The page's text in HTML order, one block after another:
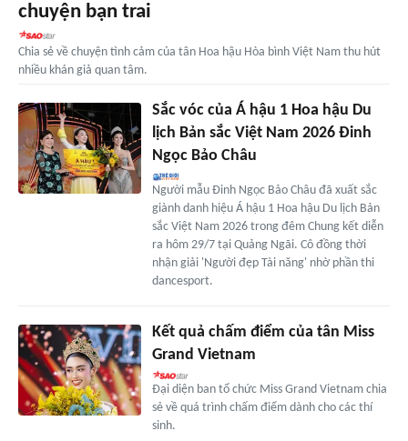
chuyện bạn trai
Chia sẻ về chuyện tình cảm của tân Hoa hậu Hòa bình Việt Nam thu hút
nhiều khán giả quan tâm.
Sắc vóc của Á hậu 1 Hoa hậu Du
lịch Bản sắc Việt Nam 2026 Đinh
Ngọc Bảo Châu
Người mẫu Đinh Ngọc Bảo Châu đã xuất sắc
giành danh hiệu Á hậu 1 Hoa hậu Du lịch Bản
sắc Việt Nam 2026 trong đêm Chung kết diễn
ra hôm 29/7 tại Quảng Ngãi. Cô đồng thời
nhận giải 'Người đẹp Tài năng' nhờ phần thi
dancesport.
Kết quả chấm điểm của tân Miss
Grand Vietnam
Đại diện ban tổ chức Miss Grand Vietnam chia
sẻ về quá trình chấm điểm dành cho các thí
sinh.